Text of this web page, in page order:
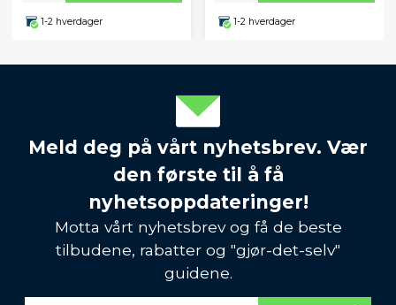
1-2 hverdager 1-2 hverdager
Meld deg på vårt nyhetsbrev. Vær
den første til å få
nyhetsoppdateringer!
Motta vårt nyhetsbrev og få de beste
tilbudene, rabatter og "gjør-det-selv"
guidene.